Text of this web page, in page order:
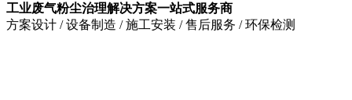
工业废气粉尘治理解决方案一站式服务商
方案设计 / 设备制造 / 施工安装 / 售后服务 / 环保检测